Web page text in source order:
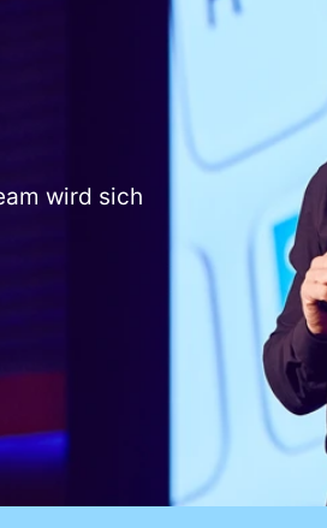
wird sich